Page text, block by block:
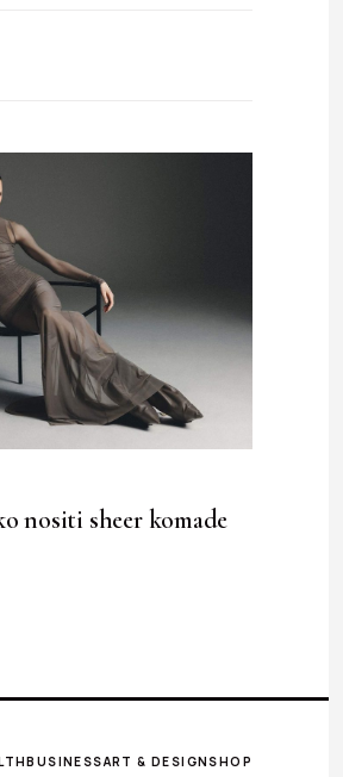
nositi sheer komade
BUSINESSART & DESIGNSHOP